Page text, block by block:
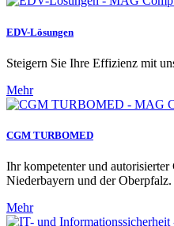
EDV-Lösungen
Steigern Sie Ihre Effizienz mit
Mehr
CGM TURBOMED
Ihr kompetenter und
Niederbayern und der Oberpfalz.
Mehr